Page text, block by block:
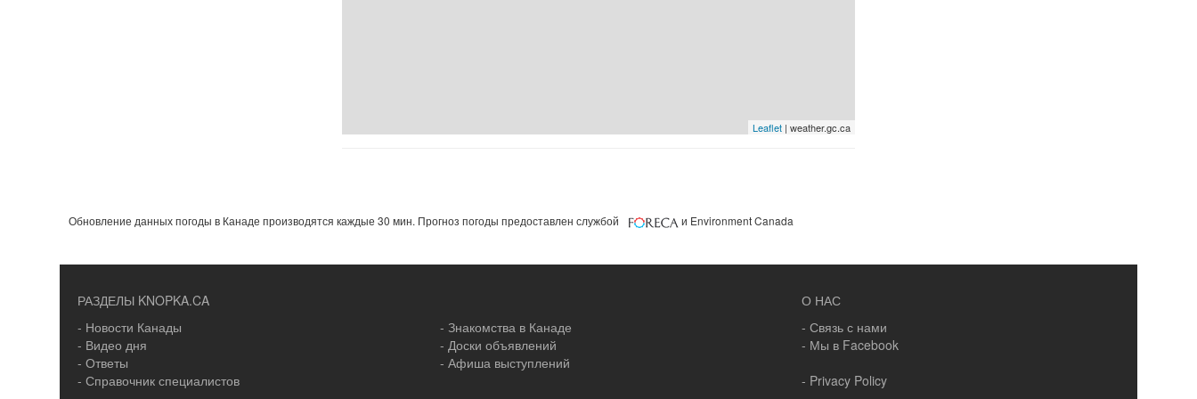
Leaflet | weather.gc.ca
Обновление данных погоды в Канаде производятся каждые 30 мин. Прогноз погоды предоставлен службой и Environment Canada
РАЗДЕЛЫ KNOPKA.CA
- Новости Канады
- Видео дня
- Ответы
- Справочник специалистов
- Знакомства в Канаде
- Доски объявлений
- Афиша выступлений
О НАС
- Связь с нами
- Мы в Facebook
- Privacy Policy